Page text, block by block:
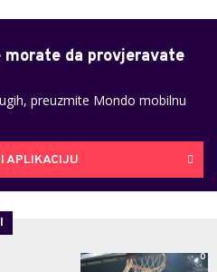
morate da provjeravate
preuzmite Mondo mobilnu
APLIKACIJU
0